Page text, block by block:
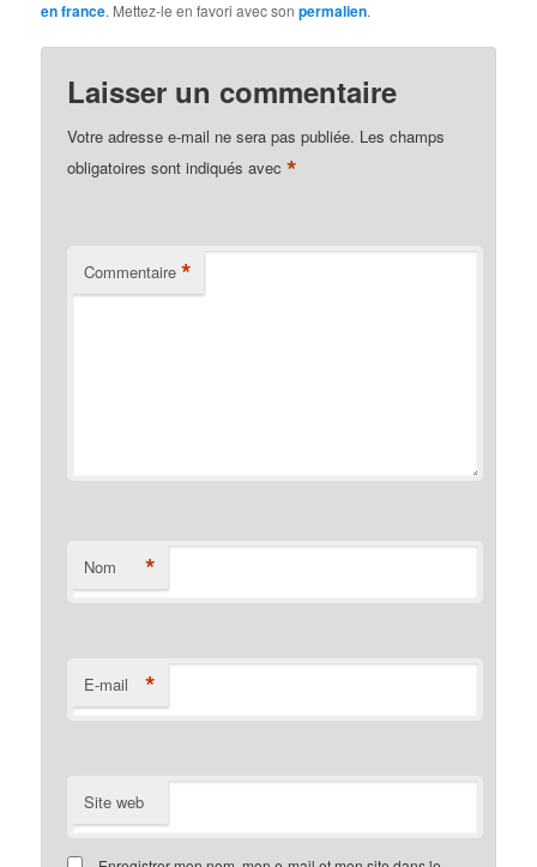
en france. Mettez-le en favori avec sonpermalien.
Laisser un commentaire
Votre adresse e-mail ne sera pas publiée. Les champs
obligatoires sont indiqués avec*
Commentaire *
Nom *
E-mail *
Site web